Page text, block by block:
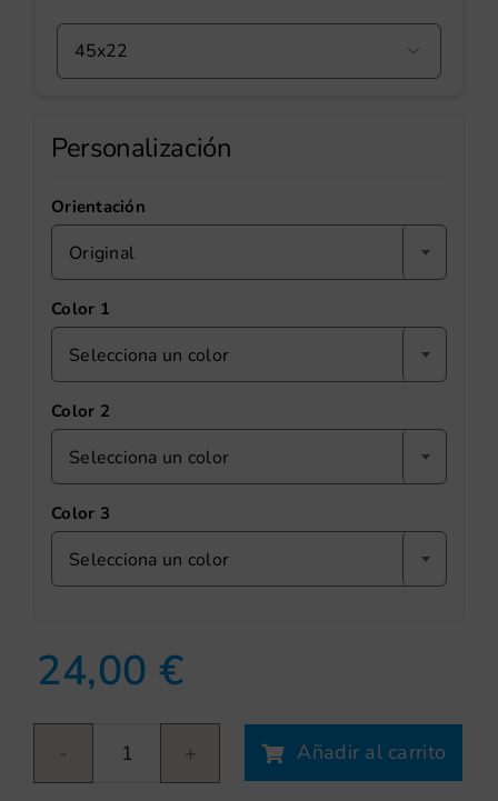

Personalización
Orientación
Original
Color 1
Selecciona un color
Color 2
Selecciona un color
Color 3
Selecciona un color
24,00€
Cohete
cantidad
Añadir al carrito